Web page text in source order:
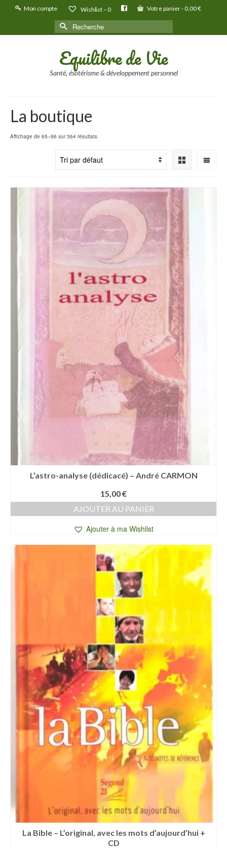
Mon compte Wishlist –0 Votre panier-0,00€
Rechercher :
Equilibre de Vie
Santé, ésotérisme & développement personnel
La boutique
Affichage de 65–96 sur 364 résultats
L’astro-analyse (dédicacé) – André CARMON
15,00€
AJOUTER AU PANIER
Ajouter à ma Wishlist
La Bible – L’original, avec les mots d’aujourd’hui +
CD